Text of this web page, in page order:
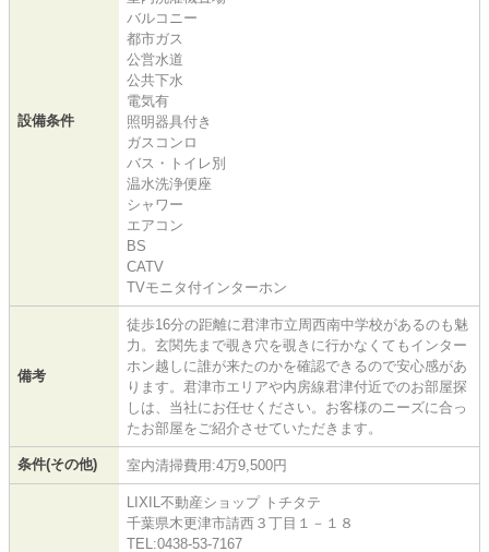
設備条件
バルコニー
都市ガス
公営水道
公共下水
電気有
照明器具付き
ガスコンロ
バス・トイレ別
温水洗浄便座
シャワー
エアコン
BS
CATV
TVモニタ付インターホン
備考
徒歩16分の距離に君津市立周西南中学校があるのも魅
力。玄関先まで覗き穴を覗きに行かなくてもインター
ホン越しに誰が来たのかを確認できるので安心感があ
ります。君津市エリアや内房線君津付近でのお部屋探
しは、当社にお任せください。お客様のニーズに合っ
たお部屋をご紹介させていただきます。
条件(その他) 室内清掃費用:4万9,500円
LIXIL不動産ショップ トチタテ
千葉県木更津市請西３丁目１－１８
TEL:0438-53-7167